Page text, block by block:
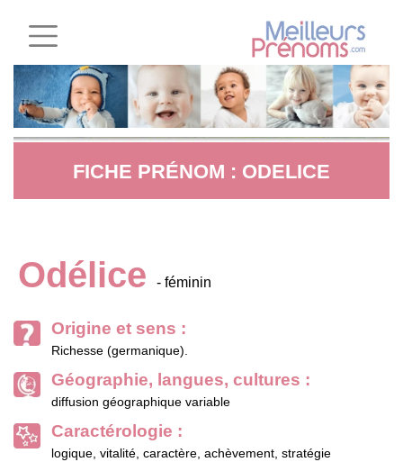
FICHE PRÉNOM : ODELICE
Odélice - féminin
Origine et sens :
Richesse (germanique).
Géographie, langues, cultures :
diffusion géographique variable
Caractérologie :
logique, vitalité, caractère, achèvement, stratégie